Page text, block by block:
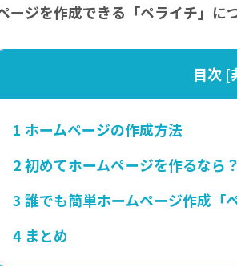
ージを作成できる「ペライチ」に
目次 [
1 ホームページの作成方法
2初めてホームページを作るなら？
3 誰でも簡単ホームページ作成「
4 まとめ